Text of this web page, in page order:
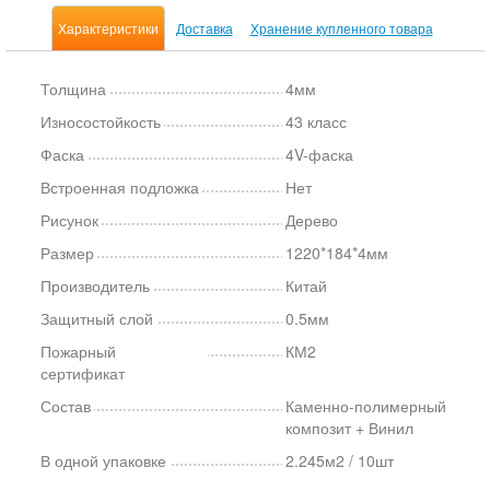
Характеристики Доставка Хранение купленного товара
Толщина
4мм
Износостойкость
43 класс
Фаска
4V-фаска
Встроенная подложка
Нет
Рисунок
Дерево
Размер
1220*184*4мм
Производитель
Китай
Защитный слой
0.5мм
Пожарный
сертификат
КМ2
Состав
Каменно-полимерный
композит + Винил
В одной упаковке
2.245м2 / 10шт